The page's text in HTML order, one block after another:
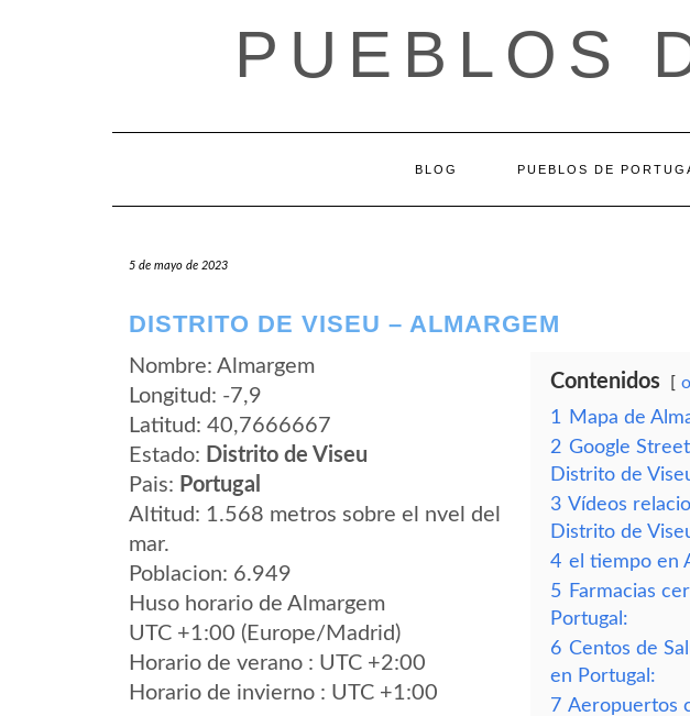
PUEBLOS
BLOG PUEBLOS DE
5 de mayo de 2023
DISTRITO DE VISEU – ALMARGEM
Nombre: Almargem
Longitud: -7,9
Latitud: 40,7666667
Estado: Distrito de Viseu
Pais: Portugal
Altitud: 1.568 metros sobre el nvel del
mar.
Poblacion: 6.949
Huso horario de Almargem
UTC +1:00 (Europe/Madrid)
Horario de verano : UTC +2:00
Horario de invierno : UTC +1:00
Contenidos
1
Mapa de
2 Google
Distrito de
3 Vídeos
Distrito de
4 el tiempo en
5 Farmacias
Portugal:
6 Centos de
en Portugal:
7 Aeropuertos